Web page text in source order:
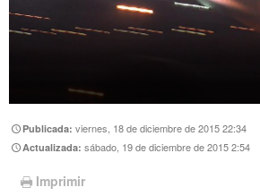
Publicada:viernes, 18 de diciembre de 2015 22:34
Actualizada:sábado, 19 de diciembre de 2015 2:54
Imprimir